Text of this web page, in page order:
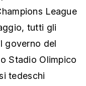
League
tutti gli
governo del
Stadio Olimpico
tedeschi